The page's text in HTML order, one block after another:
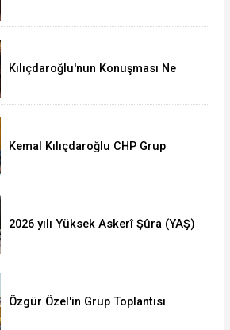
Kılıçdaroğlu'nun Konuşması Ne
Kemal Kılıçdaroğlu CHP Grup
2026 yılı Yüksek Askerî Şûra (YAŞ)
Özgür Özel'in Grup Toplantısı